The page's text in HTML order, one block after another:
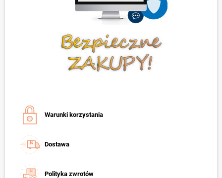
Warunki korzystania
Dostawa
Polityka zwrotów